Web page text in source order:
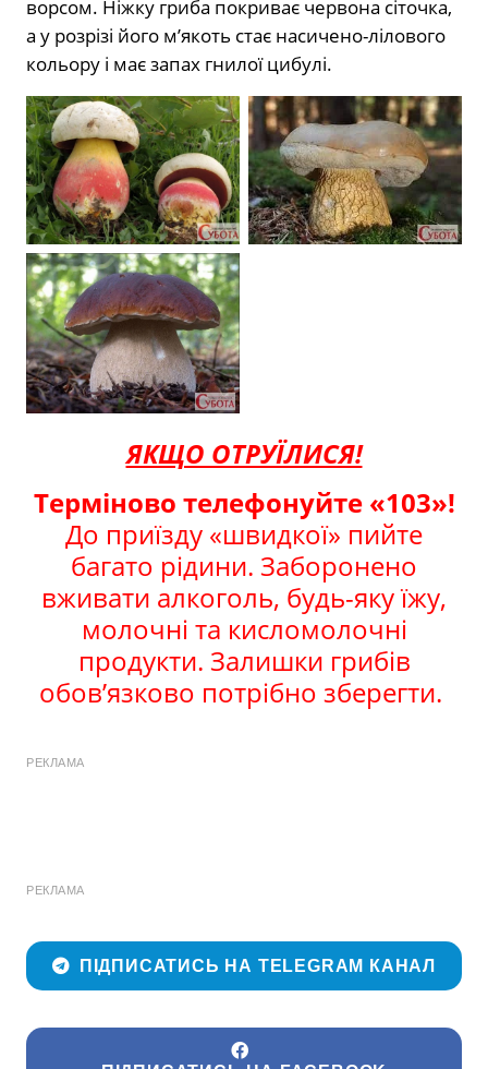
ворсом. Ніжку гриба покриває червона сіточка,
а у розрізі його м’якоть стає насичено-лілового
кольору і має запах гнилої цибулі.
ЯКЩО ОТРУЇЛИСЯ!
Терміново телефонуйте «103»!
До приїзду «швидкої» пийте
багато рідини. Заборонено
вживати алкоголь, будь-яку їжу,
молочні та кисломолочні
продукти. Залишки грибів
обов’язково потрібно зберегти.
РЕКЛАМА
РЕКЛАМА
ПІДПИСАТИСЬ НА TELEGRAM КАНАЛ